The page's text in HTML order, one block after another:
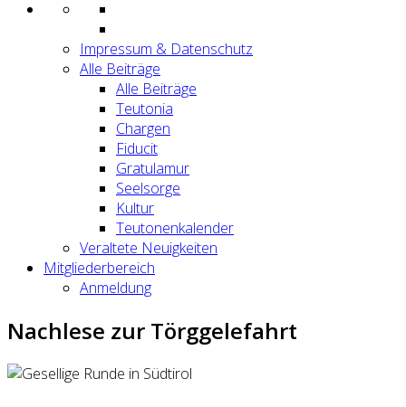
Impressum & Datenschutz
Alle Beiträge
Alle Beiträge
Teutonia
Chargen
Fiducit
Gratulamur
Seelsorge
Kultur
Teutonenkalender
Veraltete Neuigkeiten
Mitgliederbereich
Anmeldung
Nachlese zur Törggelefahrt